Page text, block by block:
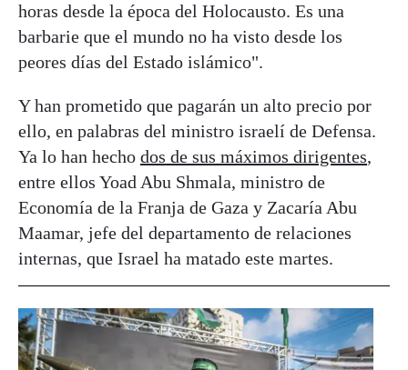
horas desde la época del Holocausto. Es una
barbarie que el mundo no ha visto desde los
peores días del Estado islámico".
Y han prometido que pagarán un alto precio por
ello, en palabras del ministro israelí de Defensa.
Ya lo han hecho dos de sus máximos dirigentes,
entre ellos Yoad Abu Shmala, ministro de
Economía de la Franja de Gaza y Zacaría Abu
Maamar, jefe del departamento de relaciones
internas, que Israel ha matado este martes.